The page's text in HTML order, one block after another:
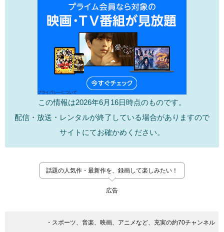
この情報は2026年6月16日時点のものです。
配信・放送・レンタルが終了している場合がありますので
サイトにてお確かめください。
話題の人気作・最新作を、録画して楽しみたい！
広告
・スポーツ、音楽、映画、アニメなど、充実の約70チャンネル